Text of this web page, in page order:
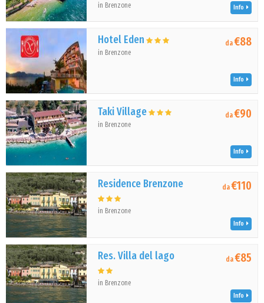
in Brenzone Info
Hotel Eden
in Brenzone
da€88
Info
Taki Village
in Brenzone
da€90
Info
Residence Brenzone
in Brenzone
da€110
Info
Res. Villa del lago
in Brenzone
da€85
Info